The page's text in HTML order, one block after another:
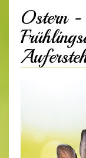
Ostern -